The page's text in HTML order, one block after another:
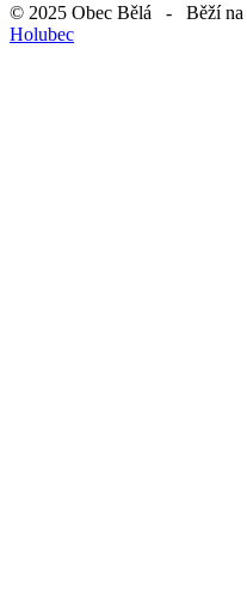
© 2025 Obec Bělá - Běží na
Holubec